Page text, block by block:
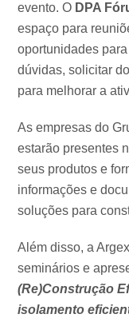
evento. O DPA
espaço para
oportunidades
dúvidas, solicitar
para melhorar a
As empresas do
estarão presentes
seus produtos e
informações e
soluções para
Além disso, a
seminários e
(Re)Construção
isolamento